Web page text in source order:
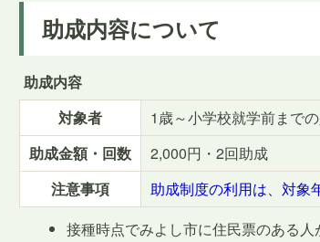
助成内容について
助成内容
対象者
1歳～小学校就学前まで
助成金額・回数
2,000円・2回助成
注意事項
助成制度の利用は、対象
接種時点でみよし市に住民票のある人